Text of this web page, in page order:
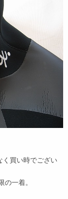
く買い時でござい
一着。